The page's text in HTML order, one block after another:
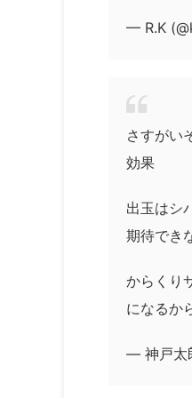
— R.K
さすがい
効果
出玉はシ
期待でき
からくり
になるか
— 神戸太